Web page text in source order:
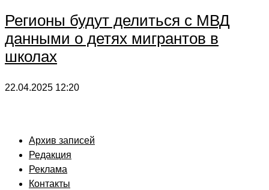
Регионы будут делиться с МВД
данными о детях мигрантов в
школах
22.04.2025 12:20
Архив записей
Редакция
Реклама
Контакты